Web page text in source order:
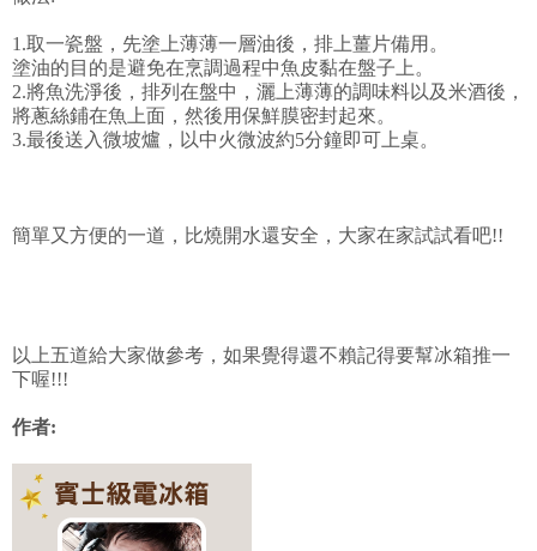
1.取一瓷盤，先塗上薄薄一層油後，排上薑片備用。
塗油的目的是避免在烹調過程中魚皮黏在盤子上。
2.將魚洗淨後，排列在盤中，灑上薄薄的調味料以及米酒後，
將蔥絲鋪在魚上面，然後用保鮮膜密封起來。
3.最後送入微坡爐，以中火微波約5分鐘即可上桌。
簡單又方便的一道，比燒開水還安全，大家在家試試看吧!!
以上五道給大家做參考，如果覺得還不賴記得要幫冰箱推一
下喔!!!
作者: